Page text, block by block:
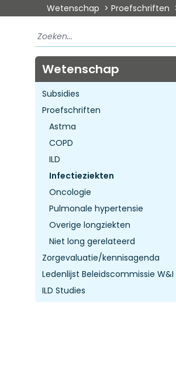
Wetenschap Proefschriften
Wetenschap
Subsidies
Toekomst agenderen
ZE&GG Dure Geneesmiddelen -
3
ZE&GG Impactvolle
Proefschriften
Astma
COPD
ILD
Infectieziekten
Oncologie
Pulmonale hypertensie
Overige longziekten
Niet long gerelateerd
Zorgevaluatie/kennisagenda
Inleiding
Ledenlijst Beleidscommissie W&I
ILD Studies